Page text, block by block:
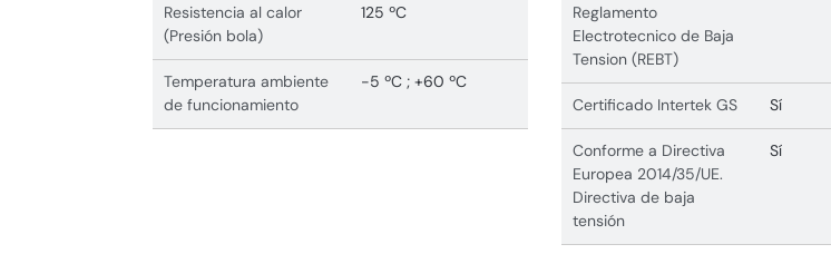
Resistencia al calor
(Presión bola)
125 ºC
Temperatura ambiente
de funcionamiento
-5 ºC ; +60 ºC
Reglamento
Electrotecnico de Baja
Tension (REBT)
Certificado Intertek GS Sí
Conforme a Directiva
Europea 2014/35/UE.
Directiva de baja
tensión
Sí